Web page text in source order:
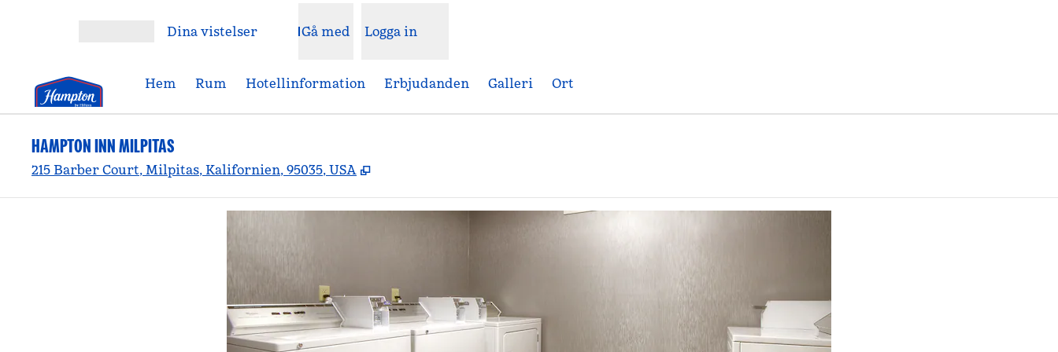
Dina vistelser Gå med Logga in
Hem Rum Hotellinformation Erbjudanden Galleri Ort
HAMPTON INN MILPITAS
215 Barber Court, Milpitas, Kalifornien, 95035, USA ,